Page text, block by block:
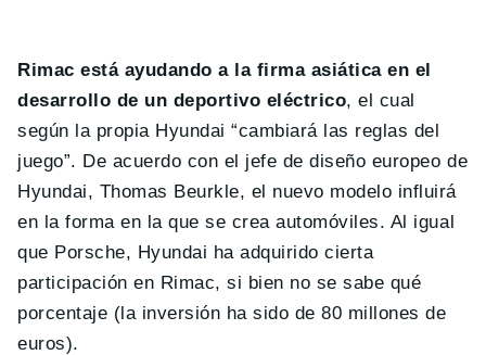
Rimac está ayudando a la firma asiática en el
desarrollo de un deportivo eléctrico, el cual
según la propia Hyundai “cambiará las reglas del
juego”. De acuerdo con el jefe de diseño europeo de
Hyundai, Thomas Beurkle, el nuevo modelo influirá
en la forma en la que se crea automóviles. Al igual
que Porsche, Hyundai ha adquirido cierta
participación en Rimac, si bien no se sabe qué
porcentaje (la inversión ha sido de 80 millones de
euros).